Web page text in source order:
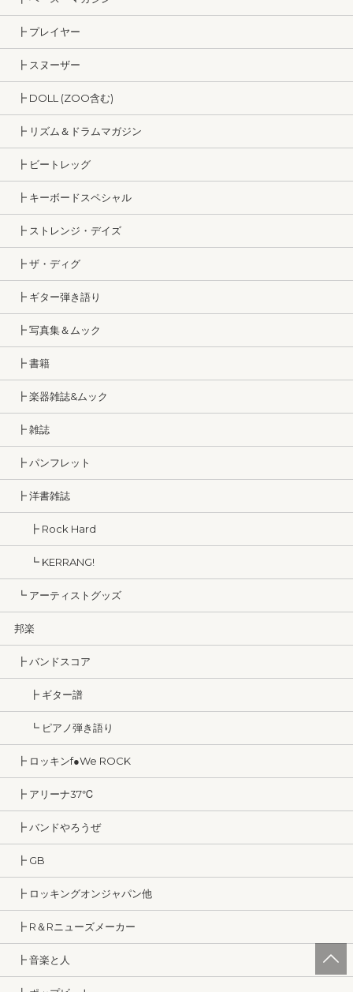
┣ プレイヤー
┣ スヌーザー
┣ DOLL (ZOO含む)
┣ リズム＆ドラムマガジン
┣ ビートレッグ
┣ キーボードスペシャル
┣ ストレンジ・デイズ
┣ ザ・ディグ
┣ ギター弾き語り
┣ 写真集＆ムック
┣ 書籍
┣ 楽器雑誌&ムック
┣ 雑誌
┣ パンフレット
┣ 洋書雑誌
┣ Rock Hard
┗ KERRANG!
┗ アーティストグッズ
邦楽
┣ バンドスコア
┣ ギター譜
┗ ピアノ弾き語り
┣ ロッキンf●We ROCK
┣ アリーナ37℃
┣ バンドやろうぜ
┣ GB
┣ ロッキングオンジャパン他
┣ R＆Rニューズメーカー
┣ 音楽と人